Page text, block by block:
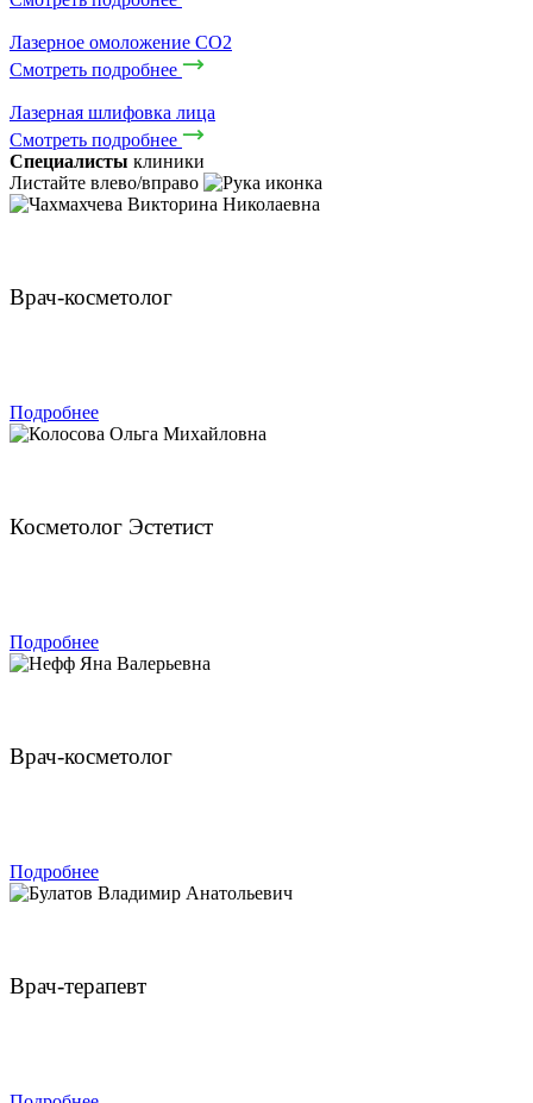
Лазерное омоложение CO2
Смотреть подробнее
Лазерная шлифовка лица
Смотреть подробнее
Специалисты клиники
Листайте влево/вправо
Врач-косметолог
Подробнее
Косметолог Эстетист
Подробнее
Врач-косметолог
Подробнее
Врач-терапевт